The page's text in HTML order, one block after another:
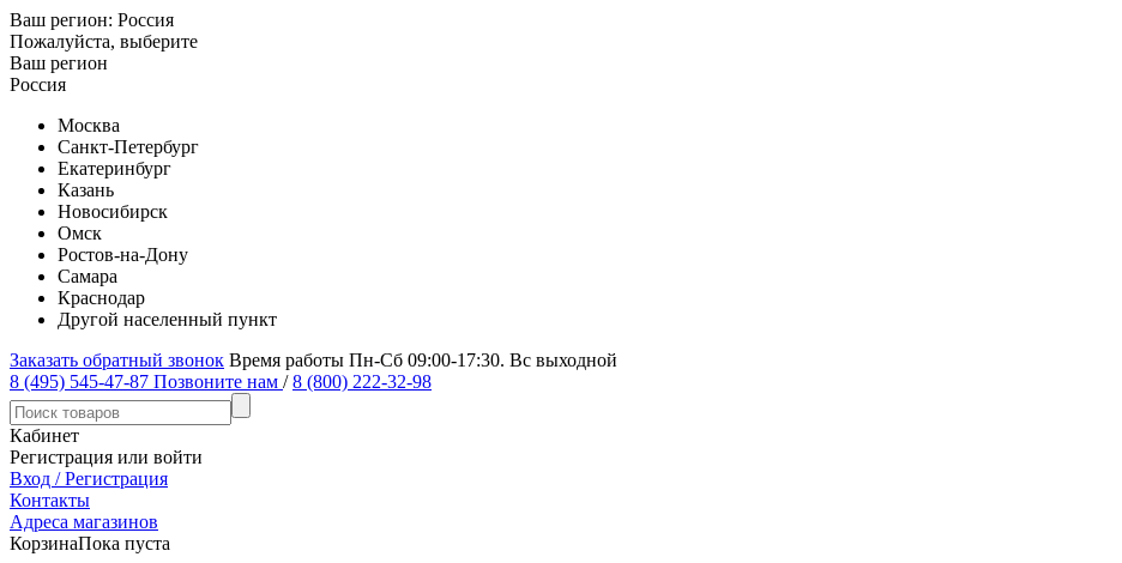
Ваш регион: Россия
Пожалуйста, выберите
Ваш регион
Россия
Москва
Санкт-Петербург
Екатеринбург
Казань
Новосибирск
Омск
Ростов-на-Дону
Самара
Краснодар
Другой населенный пункт
Заказать обратный звонок Время работы Пн-Сб 09:00-17:30. Вс выходной
8 (495) 545-47-87 Позвоните нам / 8 (800) 222-32-98
Кабинет
Регистрация или войти
Вход / Регистрация
Контакты
Адреса магазинов
КорзинаПока пуста